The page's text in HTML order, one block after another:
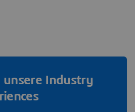
unsere Industry